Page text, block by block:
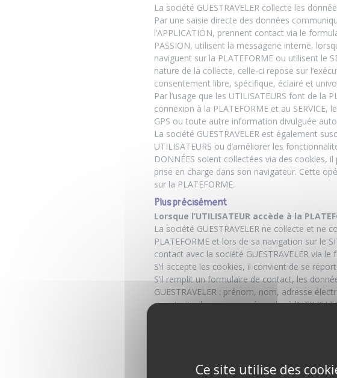
La société GUESTRAVELER collecte les
Par une saisie directe des données
l’APPLICATION, prennent contact via le
PASSION, utilisent la messagerie interne,
naviguent sur la PLATEFORME ou utilisent le
nature de la collecte, celle-ci repose sur
consentement libre, spécifique, éclairé et
Par l’usage que les UTILISATEURS font de la
connexion à la PLATEFORME et au
GPS ou toute autre information divulguée
La société GUESTRAVELER est également
UTILISATEURS ou d’améliorer les
DONNÉES soient collectées via des cookies,
prise en charge dans son navigateur. Cette
sur la PLATEFORME.
Plus précisément
Lorsque l’UTILISATEUR accède à la
La société GUESTRAVELER ne collecte et
PLATEFORME et lors de sa navigation sur le
contact avec la société GUESTRAVELER via
S’il accepte les cookies, il convient de se
S’il remplit un formulaire de contact, les
GUESTRAVELER : prénom, nom, adresse
pour traiter le message, répondre à
l’UTILISATEUR et de répondre à ses
L’UTILISATEUR est invité à fournir des
DONNÉES sont exigées.
Ce site utilise des